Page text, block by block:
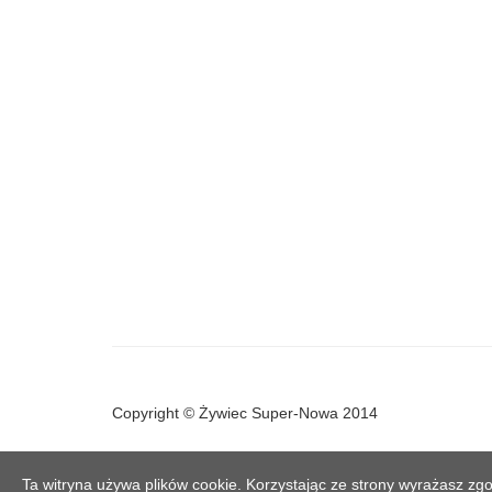
Copyright © Żywiec Super-Nowa 2014
Ta witryna używa plików cookie. Korzystając ze strony wyrażasz